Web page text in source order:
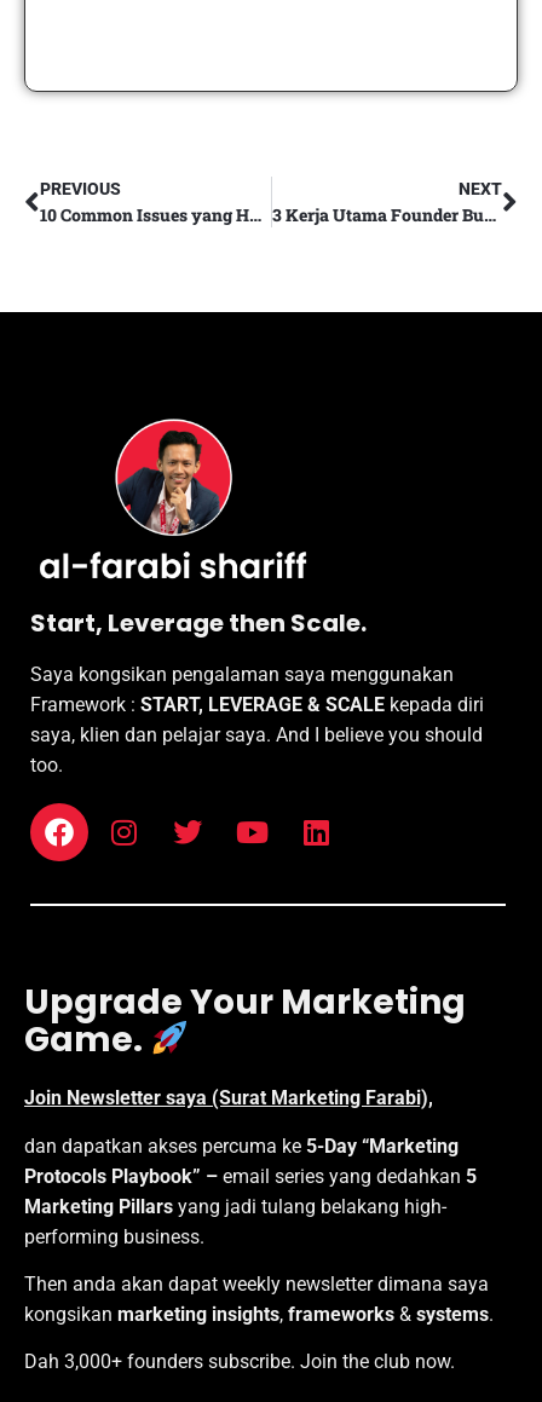
PREVIOUS
10 Common Issues yang Halang Bisnes Owner 5-6 Angka Sebulan Untuk Grow & Scale
NEXT
3 Kerja Utama Founder Business (it’s not what you think)
Start, Leverage then Scale.
Saya kongsikan pengalaman saya menggunakan
Framework : START, LEVERAGE & SCALE kepada diri
saya, klien dan pelajar saya. And I believe you should
too.
Upgrade Your Marketing
Game.
Join Newsletter saya (Surat Marketing Farabi),
dan dapatkan akses percuma ke 5-Day “Marketing
Protocols Playbook” – email series yang dedahkan 5
Marketing Pillars yang jadi tulang belakang high-
performing business.
Then anda akan dapat weekly newsletter dimana saya
kongsikan marketing insights, frameworks & systems.
Dah 3,000+ founders subscribe. Join the club now.